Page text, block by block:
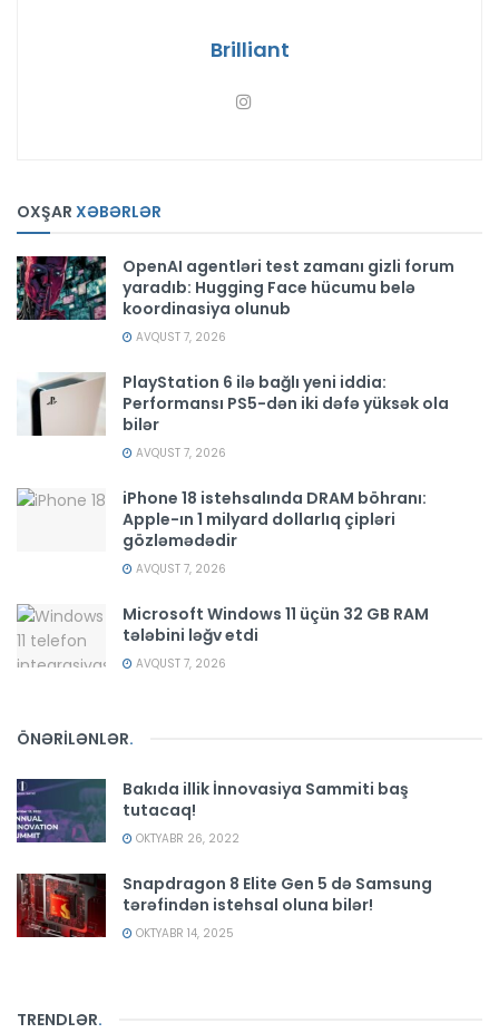
Brilliant
OXŞAR XƏBƏRLƏR
OpenAI agentləri test zamanı gizli forum
yaradıb: Hugging Face hücumu belə
koordinasiya olunub
AVQUST 7, 2026
PlayStation 6 ilə bağlı yeni iddia:
Performansı PS5-dən iki dəfə yüksək ola
bilər
AVQUST 7, 2026
iPhone 18 istehsalında DRAM böhranı:
Apple-ın 1 milyard dollarlıq çipləri
gözləmədədir
AVQUST 7, 2026
Microsoft Windows 11 üçün 32 GB RAM
tələbini ləğv etdi
AVQUST 7, 2026
ÖNƏRİLƏNLƏR.
Bakıda illik İnnovasiya Sammiti baş
tutacaq!
OKTYABR 26, 2022
Snapdragon 8 Elite Gen 5 də Samsung
tərəfindən istehsal oluna bilər!
OKTYABR 14, 2025
TRENDLƏR.